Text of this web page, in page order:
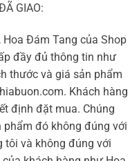
GIAO:
Đám Tang của Shop
đầy đủ thông tin như
thước và giá sản phẩm
Khách hàng
định đặt mua. Chúng
đó không đúng với
tôi và không đúng với